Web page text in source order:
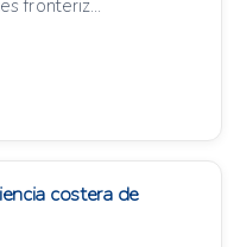
fronteriz...
costera de